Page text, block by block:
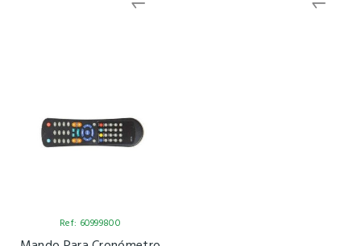
Ref: 60999800